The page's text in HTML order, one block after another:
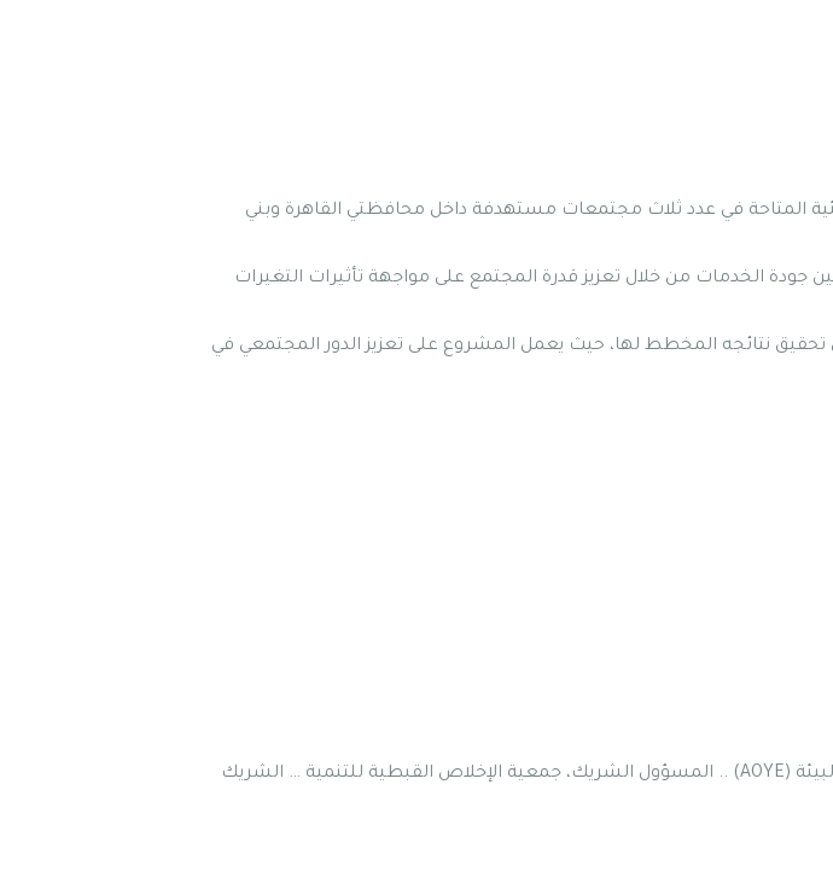
المتاحة في عدد ثلاث مجتمعات مستهدفة داخل محافظتي القاهرة وبني
الخدمات من خلال تعزيز قدرة المجتمع على مواجهة تأثيرات التغيرات
نتائجه المخطط لها، حيث يعمل المشروع على تعزيز الدور المجتمعي في
الجمعية القبطية للرعاية الاجتماعية (CASC).. المسؤول الرئيسي ، جمعية المكتب العربي للشباب والبيئة (AOYE) .. المسؤول الشريك، جمعية الإخلاص القبطية للتنمية … الشريك